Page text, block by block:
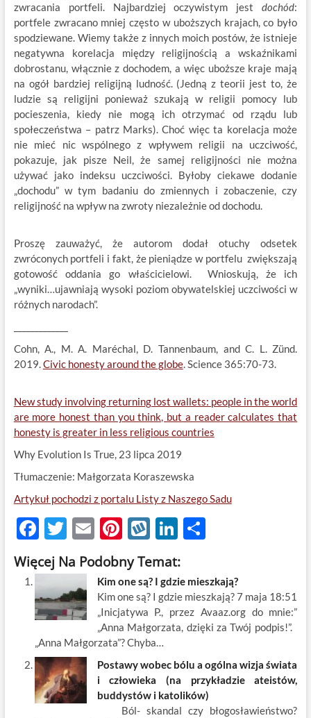
zwracania portfeli. Najbardziej oczywistym jestdochód:
portfele zwracano mniej często w uboższych krajach, co było
spodziewane. Wiemy także z innych moich postów, że istnieje
negatywna korelacja między religijnością a wskaźnikami
dobrostanu, włącznie z dochodem, a więc uboższe kraje mają
na ogół bardziej religijną ludność. (Jedną z teorii jest to, że
ludzie są religijni ponieważ szukają w religii pomocy lub
pocieszenia, kiedy nie mogą ich otrzymać od rządu lub
społeczeństwa – patrz Marks). Choć więc ta korelacja może
nie mieć nic wspólnego z wpływem religii na uczciwość,
pokazuje, jak pisze Neil, że samej religijności nie można
używać jako indeksu uczciwości. Byłoby ciekawe dodanie
„dochodu” w tym badaniu do zmiennych i zobaczenie, czy
religijność na wpływ na zwroty niezależnie od dochodu.
Proszę zauważyć, że autorom dodał otuchy odsetek
zwróconych portfeli i fakt, że pieniądze w portfelu zwiększają
gotowość oddania go właścicielowi. Wnioskują, że ich
„wyniki…ujawniają wysoki poziom obywatelskiej uczciwości w
różnych narodach”.
Cohn, A., M. A. Maréchal, D. Tannenbaum, and C. L. Zünd.
2019.Civic honesty around the globe. Science 365:70-73.
New study involving returning lost wallets: people in the world
are more honest than you think, but a reader calculates that
honesty is greater in less religious countries
Why Evolution Is True, 23 lipca 2019
Tłumaczenie: Małgorzata Koraszewska
Artykuł pochodzi z portalu Listy z Naszego Sadu
F
ac
e
b
o
o
k
T
w
itt
er
E
m
ail
Pi
nt
er
es
t
W
k
o
p
Li
k
e
dI
n
S
ar
e
Więcej Na Podobny Temat:
Kim one są? I gdzie mieszkają?
Kim one są? I gdzie mieszkają? 7 maja 18:51
„Inicjatywa P., przez Avaaz.org do mnie:”
„Anna Małgorzata, dzięki za Twój podpis!”.
„Anna Małgorzata”? Chyba…
Postawy wobec bólu a ogólna wizja świata
i człowieka (na przykładzie ateistów,
buddystów i katolików)
Ból- skandal czy błogosławieństwo?